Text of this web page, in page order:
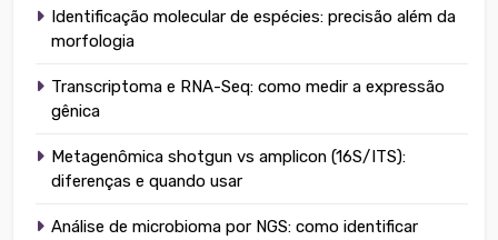
Identificação molecular de espécies: precisão além da
morfologia
Transcriptoma e RNA-Seq: como medir a expressão
gênica
Metagenômica shotgun vs amplicon (16S/ITS):
diferenças e quando usar
Análise de microbioma por NGS: como identificar